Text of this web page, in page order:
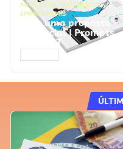
NEGÓCIOS, PROCESSOS
EMPRESARIAIS
Faça uma proposta
comercial | Prompts
ChatGPT